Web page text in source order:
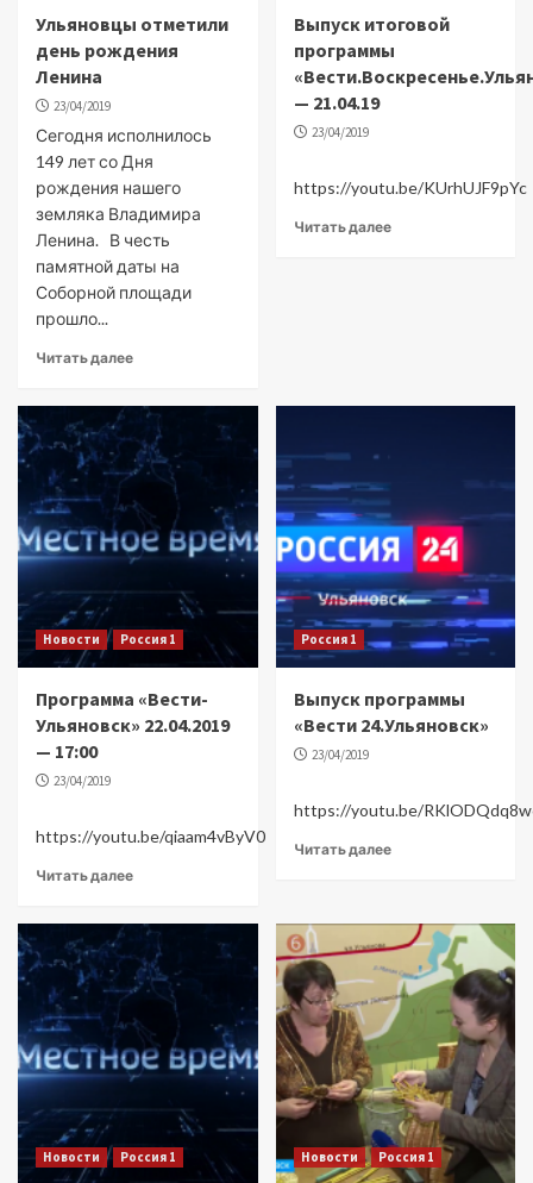
Ульяновцы отметили
день рождения
Ленина
23/04/2019
Сегодня исполнилось
149 лет со Дня
рождения нашего
земляка Владимира
Ленина. В честь
памятной даты на
Соборной площади
прошло...
Читать далее
Выпуск итоговой
программы
— 21.04.19
23/04/2019
https://youtu.be/KUrhUJF9pYc
Читать далее
Новости Россия 1
Программа «Вести-
Ульяновск» 22.04.2019
— 17:00
23/04/2019
https://youtu.be/qiaam4vByV0
Читать далее
Россия 1
Выпуск программы
«Вести 24.Ульяновск»
23/04/2019
https://youtu.be/
Читать далее
Новости Россия 1 Новости Россия 1